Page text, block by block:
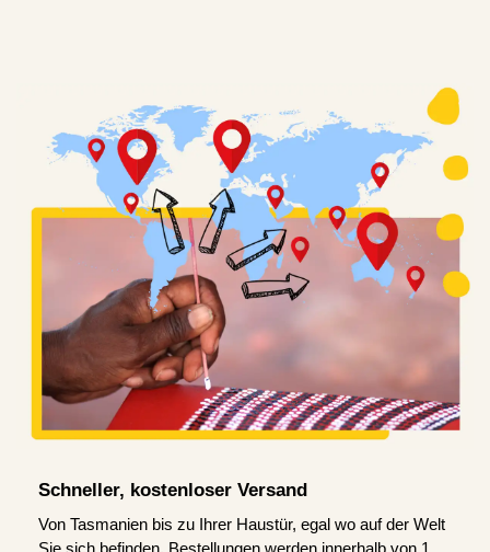
Schneller, kostenloser Versand
Von Tasmanien bis zu Ihrer Haustür, egal wo auf der Welt
Sie sich befinden. Bestellungen werden innerhalb von 1